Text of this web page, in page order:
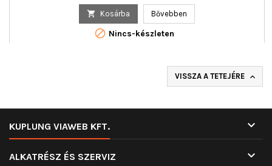
 Kosárba Bővebben
 Nincs-készleten
VISSZA A TETEJÉRE 
KUPLUNG VIAWEB KFT. 
ALKATRÉSZ ÉS SZERVIZ 